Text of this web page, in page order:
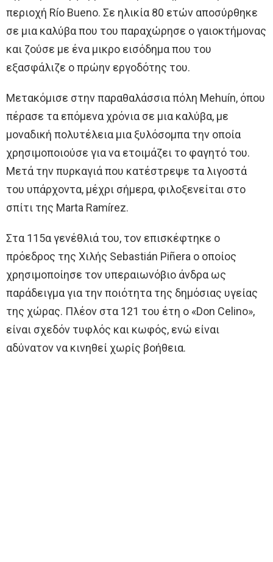
περιοχή Río Bueno. Σε ηλικία 80 ετών αποσύρθηκε
σε μια καλύβα που του παραχώρησε ο γαιοκτήμονας
και ζούσε με ένα μικρο εισόδημα που του
εξασφάλιζε ο πρώην εργοδότης του.
Μετακόμισε στην παραθαλάσσια πόλη Mehuín, όπου
πέρασε τα επόμενα χρόνια σε μια καλύβα, με
μοναδική πολυτέλεια μια ξυλόσομπα την οποία
χρησιμοποιούσε για να ετοιμάζει το φαγητό του.
Μετά την πυρκαγιά που κατέστρεψε τα λιγοστά
του υπάρχοντα, μέχρι σήμερα, φιλοξενείται στο
σπίτι της Marta Ramírez.
Στα 115α γενέθλιά του, τον επισκέφτηκε ο
πρόεδρος της Χιλής Sebastián Piñera ο οποίος
χρησιμοποίησε τον υπεραιωνόβιο άνδρα ως
παράδειγμα για την ποιότητα της δημόσιας υγείας
της χώρας. Πλέον στα 121 του έτη ο «Don Celino»,
είναι σχεδόν τυφλός και κωφός, ενώ είναι
αδύνατον να κινηθεί χωρίς βοήθεια.